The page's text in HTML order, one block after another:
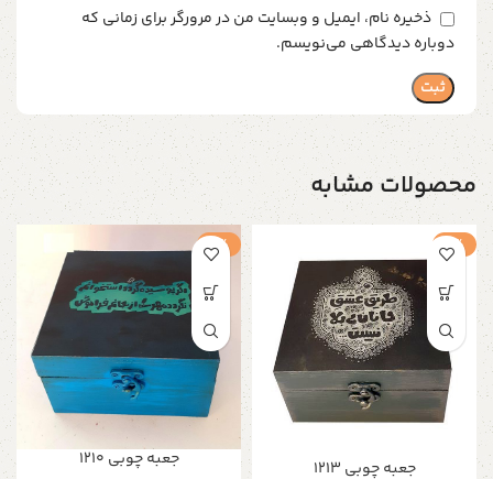
ذخیره نام، ایمیل و وبسایت من در مرورگر برای زمانی که
دوباره دیدگاهی می‌نویسم.
محصولات مشابه
-1%
جعبه چوبی ۱۲۱۳
-1%
جعبه چوبی ۱۲۱۰